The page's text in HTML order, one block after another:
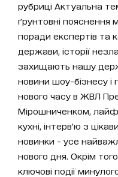
рубриці Актуальна
ґрунтовні пояснення
поради експертів та
держави, історії
захищають нашу
новини шоу-бізнесу і
нового часу в ЖВЛ
Мірошниченком,
кухні, інтерв’ю з
новинки - усе
нового дня. Окрім
ключові події